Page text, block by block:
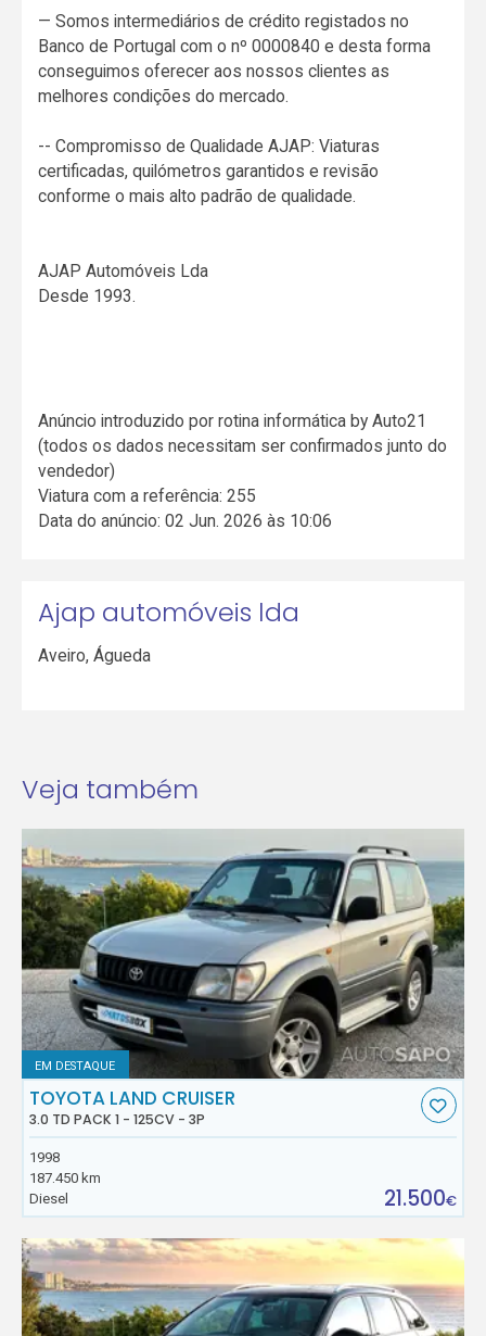
— Somos intermediários de crédito registados no
Banco de Portugal com o nº 0000840 e desta forma
conseguimos oferecer aos nossos clientes as
melhores condições do mercado.
-- Compromisso de Qualidade AJAP: Viaturas
certificadas, quilómetros garantidos e revisão
conforme o mais alto padrão de qualidade.
AJAP Automóveis Lda
Desde 1993.
Anúncio introduzido por rotina informática by Auto21
(todos os dados necessitam ser confirmados junto do
vendedor)
Viatura com a referência: 255
Data do anúncio: 02 Jun. 2026 às 10:06
Ajap automóveis lda
Aveiro,Águeda
Veja também
EM DESTAQUE
TOYOTA LAND CRUISER
3.0 TD PACK 1 - 125CV - 3P
1998
187.450 km
Diesel
21.500€